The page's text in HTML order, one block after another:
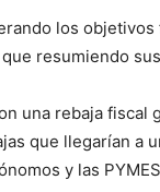
los
resumiendo
una rebaja fiscal
que llegarían a
y las